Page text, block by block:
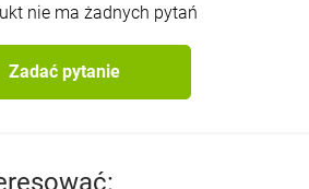
nie ma żadnych pytań
Zadać pytanie